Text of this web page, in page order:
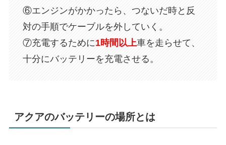
⑥エンジンがかかったら、つないだ時と反
対の手順でケーブルを外していく。
⑦充電するために1時間以上車を走らせて、
十分にバッテリーを充電させる。
アクアのバッテリーの場所とは